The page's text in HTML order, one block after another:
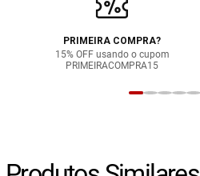
PRIMEIRA COMPRA?
15% OFF usando o cupom
PRIMEIRACOMPRA15